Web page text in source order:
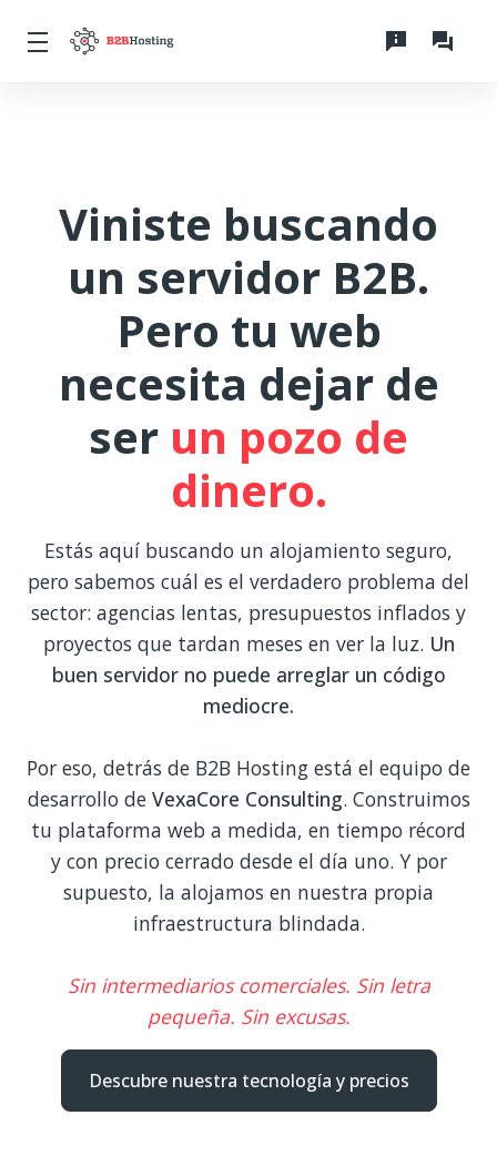
Viniste buscando
un servidor B2B.
Pero tu web
necesita dejar de
ser un pozo de
dinero.
Estás aquí buscando un alojamiento seguro,
pero sabemos cuál es el verdadero problema del
sector: agencias lentas, presupuestos inflados y
proyectos que tardan meses en ver la luz. Un
buen servidor no puede arreglar un código
mediocre.
Por eso, detrás de B2B Hosting está el equipo de
desarrollo de VexaCore Consulting. Construimos
tu plataforma web a medida, en tiempo récord
y con precio cerrado desde el día uno. Y por
supuesto, la alojamos en nuestra propia
infraestructura blindada.
Sin intermediarios comerciales. Sin letra
pequeña. Sin excusas.
Descubre nuestra tecnología y precios